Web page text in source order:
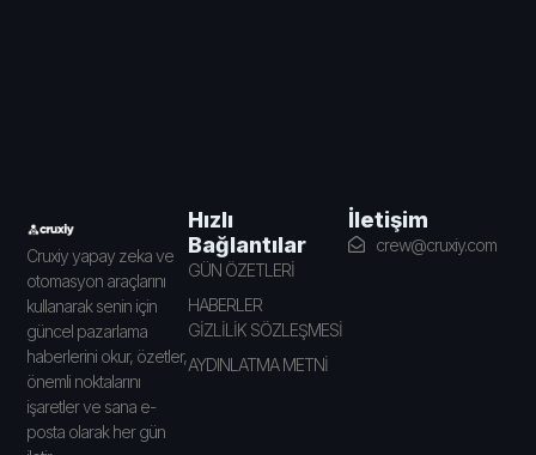
Cruxiy yapay zeka ve
otomasyon araçlarını
kullanarak senin için
güncel pazarlama
haberlerini okur, özetler,
önemli noktalarını
işaretler ve sana e-
posta olarak her gün
Hızlı
Bağlantılar
GÜN ÖZETLERİ
HABERLER
GİZLİLİK SÖZLEŞMESİ
AYDINLATMA METNİ
İletişim
crew@cruxiy.com